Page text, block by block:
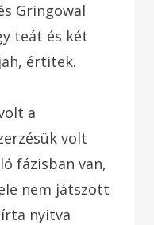
Gringowal
teát és két
értitek.
a
volt
fázisban van,
nem játszott
nyitva